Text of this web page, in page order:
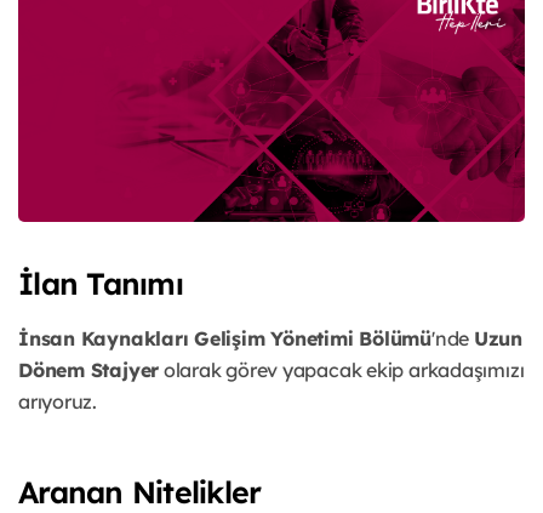
İlan Tanımı
İnsan Kaynakları Gelişim Yönetimi Bölümü'nde Uzun
Dönem Stajyer olarak görev yapacak ekip arkadaşımızı
arıyoruz.
Aranan Nitelikler